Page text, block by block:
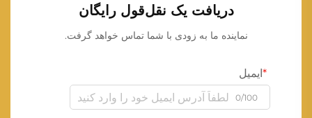
دریافت یک نقل‌قول رایگان
نماینده ما به زودی با شما تماس خواهد گرفت.
ایمیل
0/100